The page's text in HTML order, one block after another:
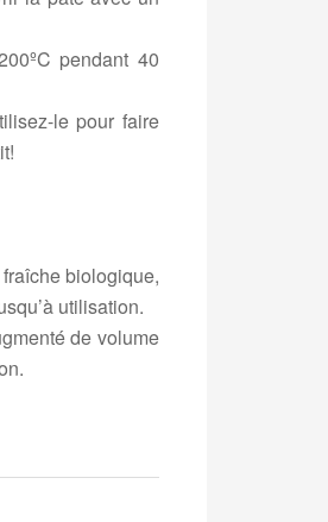
pendant 40
le pour faire
biologique,
utilisation.
de volume